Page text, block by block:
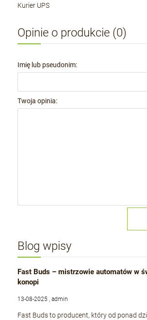
Kurier UPS
Opinie o produkcie (0)
Imię lub pseudonim:
Twoja opinia:
Blog wpisy
Fast Buds – mistrzowie automatów w
konopi
13-08-2025 , admin
Fast Buds to producent, który od ponad